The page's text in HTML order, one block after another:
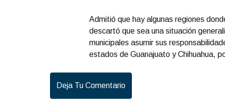
Admitió que hay algunas regiones
descartó que sea una situación
municipales asumir sus
estados de Guanajuato y Chihuahua,
Deja Tu Comentario